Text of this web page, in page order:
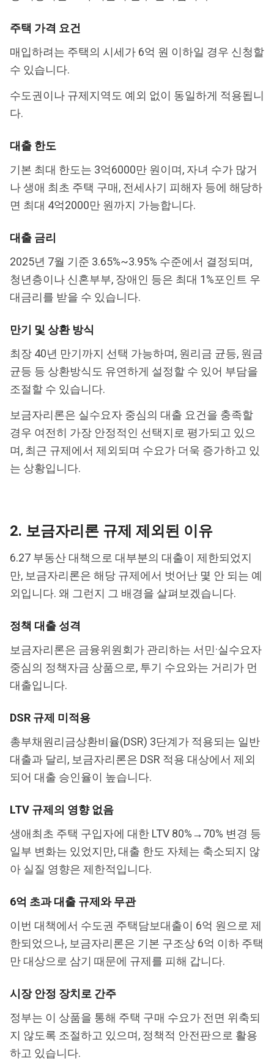
주택 가격 요건
매입하려는 주택의 시세가 6억 원 이하일 경우 신청할
수 있습니다.
수도권이나 규제지역도 예외 없이 동일하게 적용됩니
다.
대출 한도
기본 최대 한도는 3억6000만 원이며, 자녀 수가 많거
나 생애 최초 주택 구매, 전세사기 피해자 등에 해당하
면 최대 4억2000만 원까지 가능합니다.
대출 금리
2025년 7월 기준 3.65%~3.95% 수준에서 결정되며,
청년층이나 신혼부부, 장애인 등은 최대 1%포인트 우
대금리를 받을 수 있습니다.
만기 및 상환 방식
최장 40년 만기까지 선택 가능하며, 원리금 균등, 원금
균등 등 상환방식도 유연하게 설정할 수 있어 부담을
조절할 수 있습니다.
보금자리론은 실수요자 중심의 대출 요건을 충족할
경우 여전히 가장 안정적인 선택지로 평가되고 있으
며, 최근 규제에서 제외되며 수요가 더욱 증가하고 있
는 상황입니다.
2. 보금자리론 규제 제외된 이유
6.27 부동산 대책으로 대부분의 대출이 제한되었지
만, 보금자리론은 해당 규제에서 벗어난 몇 안 되는 예
외입니다. 왜 그런지 그 배경을 살펴보겠습니다.
정책 대출 성격
보금자리론은 금융위원회가 관리하는 서민·실수요자
중심의 정책자금 상품으로, 투기 수요와는 거리가 먼
대출입니다.
DSR 규제 미적용
총부채원리금상환비율(DSR) 3단계가 적용되는 일반
대출과 달리, 보금자리론은 DSR 적용 대상에서 제외
되어 대출 승인율이 높습니다.
LTV 규제의 영향 없음
생애최초 주택 구입자에 대한 LTV 80%→70% 변경 등
일부 변화는 있었지만, 대출 한도 자체는 축소되지 않
아 실질 영향은 제한적입니다.
6억 초과 대출 규제와 무관
이번 대책에서 수도권 주택담보대출이 6억 원으로 제
한되었으나, 보금자리론은 기본 구조상 6억 이하 주택
만 대상으로 삼기 때문에 규제를 피해 갑니다.
시장 안정 장치로 간주
정부는 이 상품을 통해 주택 구매 수요가 전면 위축되
지 않도록 조절하고 있으며, 정책적 안전판으로 활용
하고 있습니다.